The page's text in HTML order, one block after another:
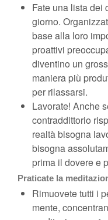
Fate una lista dei
giorno.
base alla loro
proattivi
diventino un
maniera più
per rilassarsi.
Lavorate! Anche
contraddittorio
realtà bisogna
bisogna
prima il dovere e
Praticate la
Rimuovete tutti i
mente,